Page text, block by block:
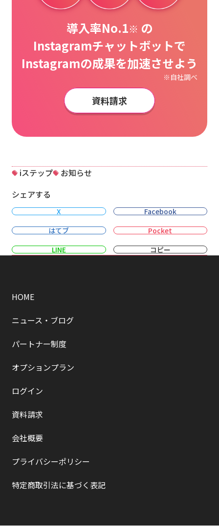
導入率No.1※ の
Instagramチャットボットで
Instagramの成果を加速させよう
※自社調べ
資料請求
iステップ
お知らせ
シェアする
X
Facebook
はてブ
Pocket
LINE
コピー
HOME
ニュース・ブログ
パートナー制度
オプションプラン
ログイン
資料請求
会社概要
プライバシーポリシー
特定商取引法に基づく表記